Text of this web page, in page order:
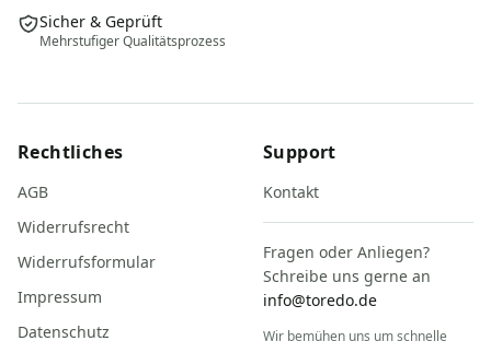
Sicher & Geprüft
Mehrstufiger Qualitätsprozess
Rechtliches
AGB
Widerrufsrecht
Widerrufsformular
Impressum
Datenschutz
Support
Kontakt
Fragen oder Anliegen?
Schreibe uns gerne an
info@toredo.de
Wir bemühen uns um schnelle